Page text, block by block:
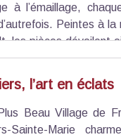
à l’émaillage,
Peintes à la
les pièces dévoilent
du Verdon.
l’art en éclats
Beau Village de
Sainte-Marie